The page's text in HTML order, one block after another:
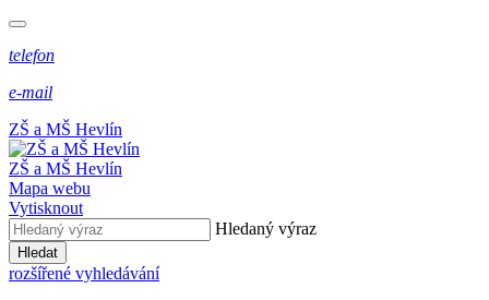
telefon
e-mail
ZŠ a MŠ Hevlín
ZŠ a MŠ Hevlín
Mapa webu
Vytisknout
Hledaný výraz
Hledat
rozšířené vyhledávání